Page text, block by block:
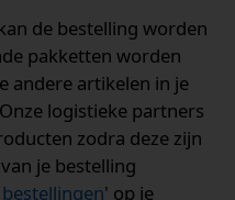
de bestelling worden
pakketten worden
andere artikelen in je
logistieke partners
zodra deze zijn
je bestelling
' op je